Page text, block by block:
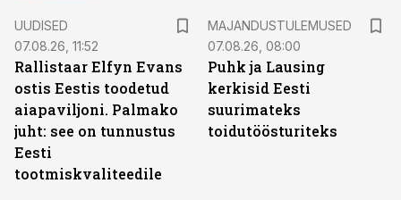
UUDISED
07.08.26, 11:52
Rallistaar Elfyn Evans
ostis Eestis toodetud
aiapaviljoni. Palmako
juht: see on tunnustus
Eesti
tootmiskvaliteedile
MAJANDUSTULEMUSED
07.08.26, 08:00
Puhk ja Lausing
kerkisid Eesti
suurimateks
toidutöösturiteks